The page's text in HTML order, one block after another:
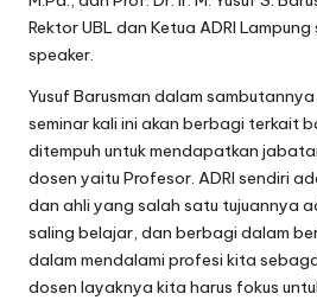
Rektor UBL dan Ketua ADRI
speaker.
Yusuf Barusman dalam
seminar kali ini akan berbagi terkait
ditempuh untuk mendapatkan
dosen yaitu Profesor. ADRI sendiri
dan ahli yang salah satu tujuannya
saling belajar, dan berbagi dalam
dalam mendalami profesi kita
dosen layaknya kita harus fokus